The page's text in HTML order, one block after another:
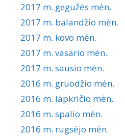
2017 m. gegužės mėn.
2017 m. balandžio mėn.
2017 m. kovo mėn.
2017 m. vasario mėn.
2017 m. sausio mėn.
2016 m. gruodžio mėn.
2016 m. lapkričio mėn.
2016 m. spalio mėn.
2016 m. rugsėjo mėn.